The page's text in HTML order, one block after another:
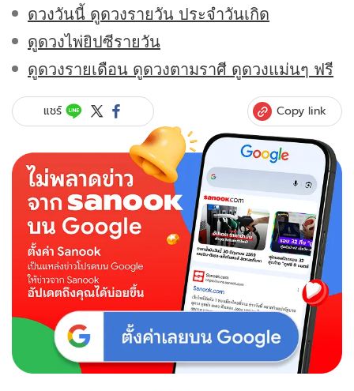
ดวงวันนี้ ดูดวงรายวัน ประจำวันเกิด
ดูดวงไพ่ยิปซีรายวัน
ดูดวงรายเดือน ดูดวงตามราศี ดูดวงแม่นๆ ฟรี
แชร์ Copy link